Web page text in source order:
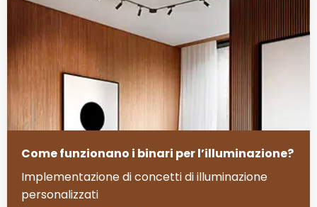
Come funzionano i binari per l’illuminazione?
Implementazione di concetti di illuminazione
personalizzati